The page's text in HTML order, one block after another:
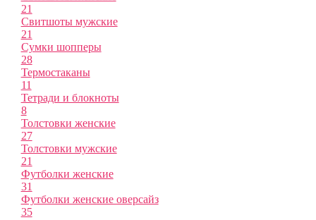
21
Свитшоты мужские
21
Сумки шопперы
28
Термостаканы
11
Тетради и блокноты
8
Толстовки женские
27
Толстовки мужские
21
Футболки женские
31
Футболки женские оверсайз
35